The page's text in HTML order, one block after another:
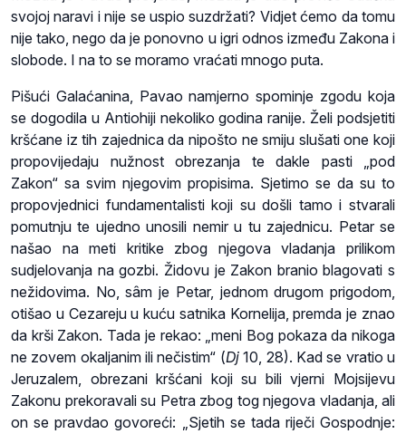
svojoj naravi i nije se uspio suzdržati? Vidjet ćemo da tomu
nije tako, nego da je ponovno u igri odnos između Zakona i
slobode. I na to se moramo vraćati mnogo puta.
Pišući Galaćanina, Pavao namjerno spominje zgodu koja
se dogodila u Antiohiji nekoliko godina ranije. Želi podsjetiti
kršćane iz tih zajednica da nipošto ne smiju slušati one koji
propovijedaju nužnost obrezanja te dakle pasti „pod
Zakon“ sa svim njegovim propisima. Sjetimo se da su to
propovjednici fundamentalisti koji su došli tamo i stvarali
pomutnju te ujedno unosili nemir u tu zajednicu. Petar se
našao na meti kritike zbog njegova vladanja prilikom
sudjelovanja na gozbi. Židovu je Zakon branio blagovati s
nežidovima. No, sâm je Petar, jednom drugom prigodom,
otišao u Cezareju u kuću satnika Kornelija, premda je znao
da krši Zakon. Tada je rekao: „meni Bog pokaza da nikoga
ne zovem okaljanim ili nečistim“ (Dj10, 28). Kad se vratio u
Jeruzalem, obrezani kršćani koji su bili vjerni Mojsijevu
Zakonu prekoravali su Petra zbog tog njegova vladanja, ali
on se pravdao govoreći: „Sjetih se tada riječi Gospodnje: